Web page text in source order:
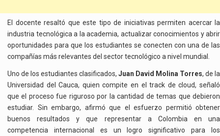
El docente resaltó que este tipo de iniciativas permiten acercar la
industria tecnológica a la academia, actualizar conocimientos y abrir
oportunidades para que los estudiantes se conecten con una de las
compañías más relevantes del sector tecnológico a nivel mundial.
Uno de los estudiantes clasificados, Juan David Molina Torres, de la
Universidad del Cauca, quien compite en el track de cloud, señaló
que el proceso fue riguroso por la cantidad de temas que debieron
estudiar. Sin embargo, afirmó que el esfuerzo permitió obtener
buenos resultados y que representar a Colombia en una
competencia internacional es un logro significativo para los